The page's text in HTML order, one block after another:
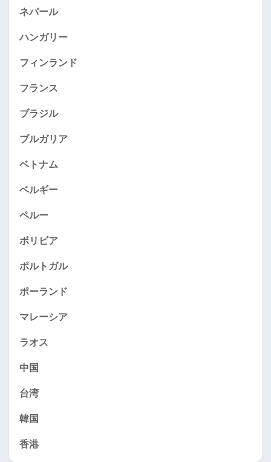
ネパール
ハンガリー
フィンランド
フランス
ブラジル
ブルガリア
ベトナム
ベルギー
ペルー
ボリビア
ポルトガル
ポーランド
マレーシア
ラオス
中国
台湾
韓国
香港